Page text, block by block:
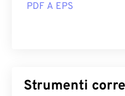
PDF A EPS
Strumenti